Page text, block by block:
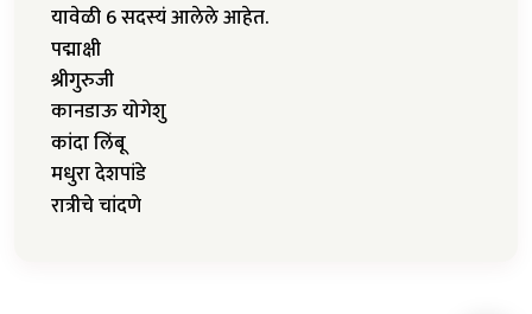
यावेळी 6 सदस्यं आलेले आहेत.
पद्माक्षी
श्रीगुरुजी
कानडाऊ योगेशु
कांदा लिंबू
मधुरा देशपांडे
रात्रीचे चांदणे